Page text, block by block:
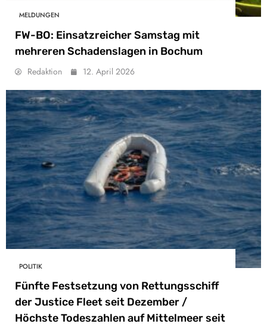
MELDUNGEN
FW-BO: Einsatzreicher Samstag mit
mehreren Schadenslagen in Bochum
Redaktion 12. April 2026
POLITIK
Fünfte Festsetzung von Rettungsschiff
der Justice Fleet seit Dezember /
Höchste Todeszahlen auf Mittelmeer seit